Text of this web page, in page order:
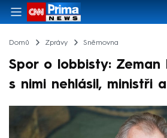
Domů Zprávy Sněmovna
Spor o lobbisty: Zeman
s nimi nehlásil, ministři